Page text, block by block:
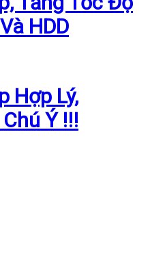
HDD
Hợp Lý,
Ý !!!